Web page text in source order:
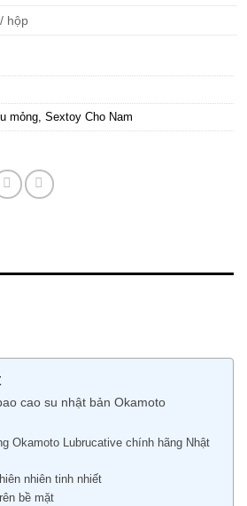
hộp
mỏng, Sextoy Cho Nam
cao su nhật bản Okamoto
Okamoto Lubrucative chính hãng Nhật
nhiên tinh nhiết
bề mặt